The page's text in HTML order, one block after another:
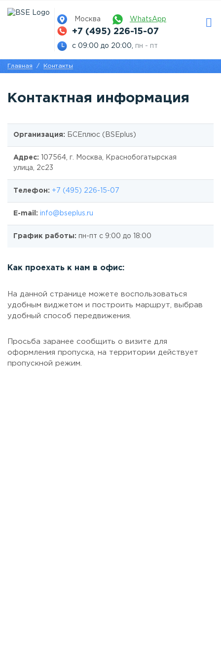
Москва WhatsApp
+7 (495) 226-15-07
с 09:00 до 20:00, пн - пт
Главная Контакты
Контактная информация
Организация: БСЕплюс (BSEplus)
Адрес: 107564, г. Москва, Краснобогатырская
улица, 2с23
Телефон: +7 (495) 226-15-07
E-mail: info@bseplus.ru
График работы: пн-пт с 9:00 до 18:00
Как проехать к нам в офис:
На данной странице можете воспользоваться
удобным виджетом и построить маршрут, выбрав
удобный способ передвижения.
Просьба заранее сообщить о визите для
оформления пропуска, на территории действует
пропускной режим.